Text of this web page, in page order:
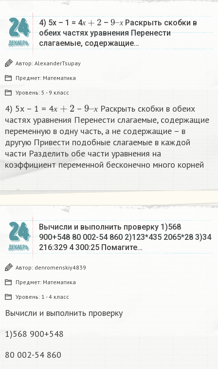
24
ДЕКАБРЬ
4) 5х – 1 = 4х
х+2
– х
9–
х
Раскрыть скобки в
обеих частях уравнения Перенести
слагаемые, содержащие…
Автор: AlexanderTsupay
Предмет: Математика
Уровень: 5 - 9 класс
4) 5х – 1 = 4х – х
9х
Раскрыть скобки в обеих
частях уравнения Перенести слагаемые, содержащие
переменную в одну часть, а не содержащие – в
другую Привести подобные слагаемые в каждой
части Разделить обе части уравнения на
коэффициент переменной бесконечно много корней​
24
ДЕКАБРЬ
Вычисли и выполнить проверку 1)568
900+548 80 002-54 860 2)123*435 2065*28 3)34
216:329 4 300:25 Помагите…
Автор: denromenskiy4839
Предмет: Математика
Уровень: 1 - 4 класс
Вычисли и выполнить проверку
1)568 900+548
80 002-54 860